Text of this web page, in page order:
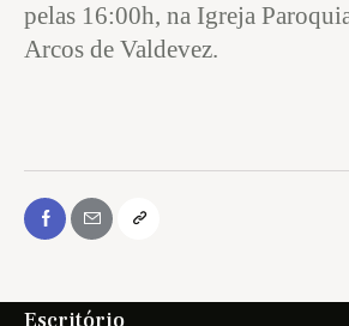
pelas 16:00h, na Igreja
Arcos de Valdevez.
Escritório